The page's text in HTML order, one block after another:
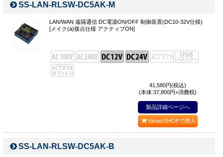
SS-LAN-RLSW-DC5AK-M
LAN/WAN 遠隔通信 DC電源ON/OFF 制御装置(DC10-32V仕様)
[メイク(a)接点仕様 アクティブON]
41,580円(税込)
(本体:37,800円+消費税)
製品詳細ページへ
Yahoo!SHOPで購入
SS-LAN-RLSW-DC5AK-B